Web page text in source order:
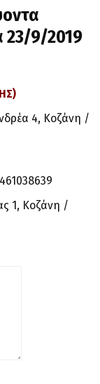
23/9/2019
4, Κοζάνη /
1, Κοζάνη /